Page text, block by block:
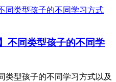
不同类型孩子的不同学
类型孩子的不同学习方式以及